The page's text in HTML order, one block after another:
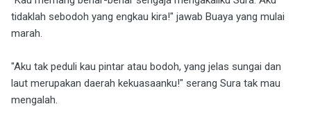
tidaklah sebodoh yang engkau kira!" jawab Buaya yang mulai
marah.
"Aku tak peduli kau pintar atau bodoh, yang jelas sungai dan
laut merupakan daerah kekuasaanku!" serang Sura tak mau
mengalah.